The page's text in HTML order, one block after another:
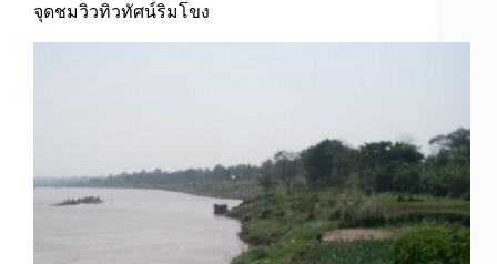
จุดชมวิวทิวทัศน์ริมโขง